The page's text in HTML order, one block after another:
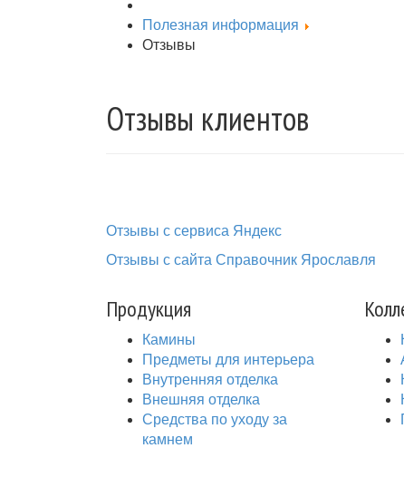
Полезная информация
Отзывы
Отзывы клиентов
Отзывы с сервиса Яндекс
Отзывы с сайта Справочник Ярославля
Продукция
Камины
Предметы для интерьера
Внутренняя отделка
Внешняя отделка
Средства по уходу за
камнем